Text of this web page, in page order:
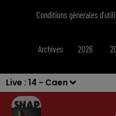
Live : 14 - Caen
Conditions générales
Archives 2026